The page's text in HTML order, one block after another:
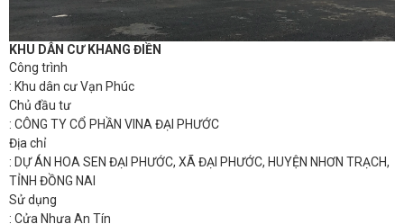
KHU DÂN CƯ KHANG ĐIỀN
Công trình
: Khu dân cư Vạn Phúc
Chủ đầu tư
: CÔNG TY CỔ PHẦN VINA ĐẠI PHƯỚC
Địa chỉ
: DỰ ÁN HOA SEN ĐẠI PHƯỚC, XÃ ĐẠI PHƯỚC, HUYỆN NHƠN TRẠCH,
TỈNH ĐỒNG NAI
Sử dụng
: Cửa Nhựa An Tín